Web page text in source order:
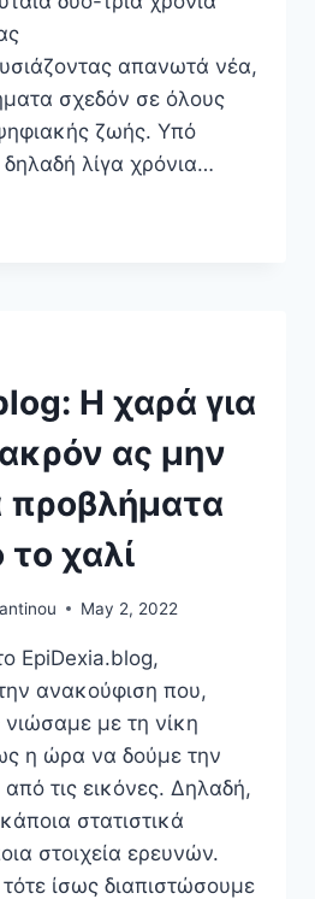
απανωτά νέα,
σχεδόν σε όλους
ζωής. Υπό
λίγα χρόνια…
Η χαρά για
ας μην
προβλήματα
χαλί
May 2, 2022
EpiDexia.blog,
ανακούφιση που,
με τη νίκη
η ώρα να δούμε την
τις εικόνες. Δηλαδή,
στατιστικά
στοιχεία ερευνών.
τότε ίσως διαπιστώσουμε